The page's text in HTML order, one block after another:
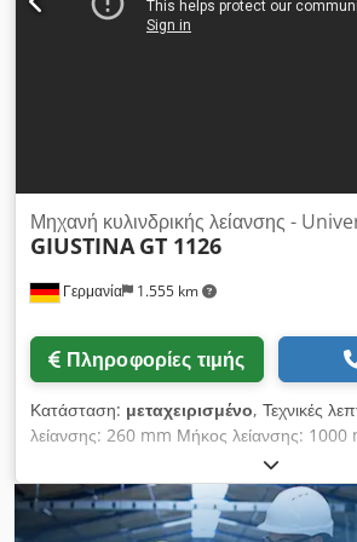
Γερμανία 1.555 km
Μηχανή κυλινδρικής λείανσης -
GIUSTINA GT 1126
Πληροφορίες τιμής
Κατάσταση: μεταχειρισμένο, Τεχνικές
λείανσης: 260 mm Μήκος λείανσης:
130 mm Μήκος σύσφιξης: 1000 mm
Ρύθμιση κεφαλής: 280 mm με το χέρι
ισχύος: περίπου 6,0 kW Βάρος
τόνοι Διαστάσεις μηχανήματος περίπου: